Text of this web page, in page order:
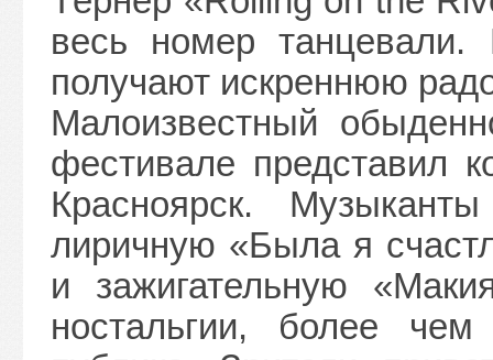
весь номер
получают искреннюю
Малоизвестный
фестивале представил
Красноярск.
лиричную «Была я
и зажигательную
ностальгии, более